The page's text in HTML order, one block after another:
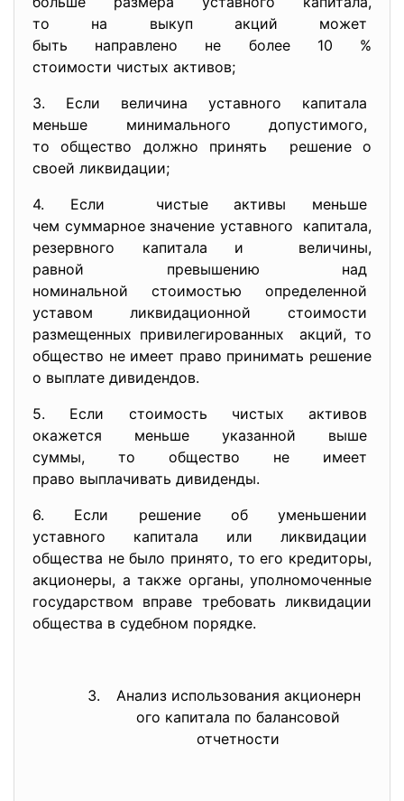
то на выкуп акций может
быть направлено не более 10 %
стоимости чистых активов;
3. Если величина уставного капитала
меньше минимального допустимого,
то общество должно принять решение о
своей ликвидации;
4. Если чистые активы меньше
чем суммарное значение уставного капитала,
резервного капитала и величины,
равной превышению над
номинальной стоимостью определенной
уставом ликвидационной стоимости
размещенных привилегированных акций, то
общество не имеет право принимать решение
о выплате дивидендов.
5. Если стоимость чистых активов
окажется меньше указанной выше
суммы, то общество не имеет
право выплачивать дивиденды.
6. Если решение об уменьшении
уставного капитала или ликвидации
общества не было принято, то его кредиторы,
акционеры, а также органы, уполномоченные
государством вправе требовать ликвидации
общества в судебном порядке.
Анализ использования акционерн
ого капитала по балансовой
отчетности